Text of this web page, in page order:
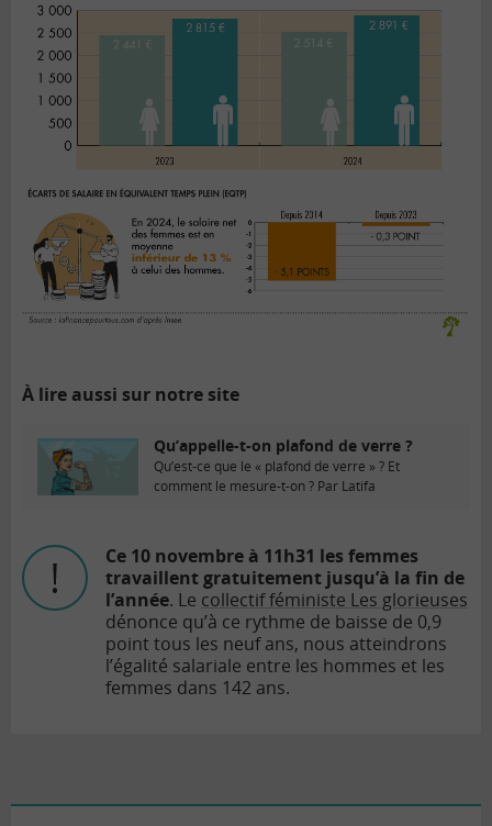
À lire aussi sur notre site
Qu’appelle-t-on plafond de verre ?
Qu’est-ce que le « plafond de verre » ? Et
comment le mesure-t-on ? Par Latifa
Ce 10 novembre à 11h31 les femmes
travaillent gratuitement jusqu’à la fin de
l’année. Le collectif féministe Les glorieuses
dénonce qu’à ce rythme de baisse de 0,9
point tous les neuf ans, nous atteindrons
l’égalité salariale entre les hommes et les
femmes dans 142 ans.